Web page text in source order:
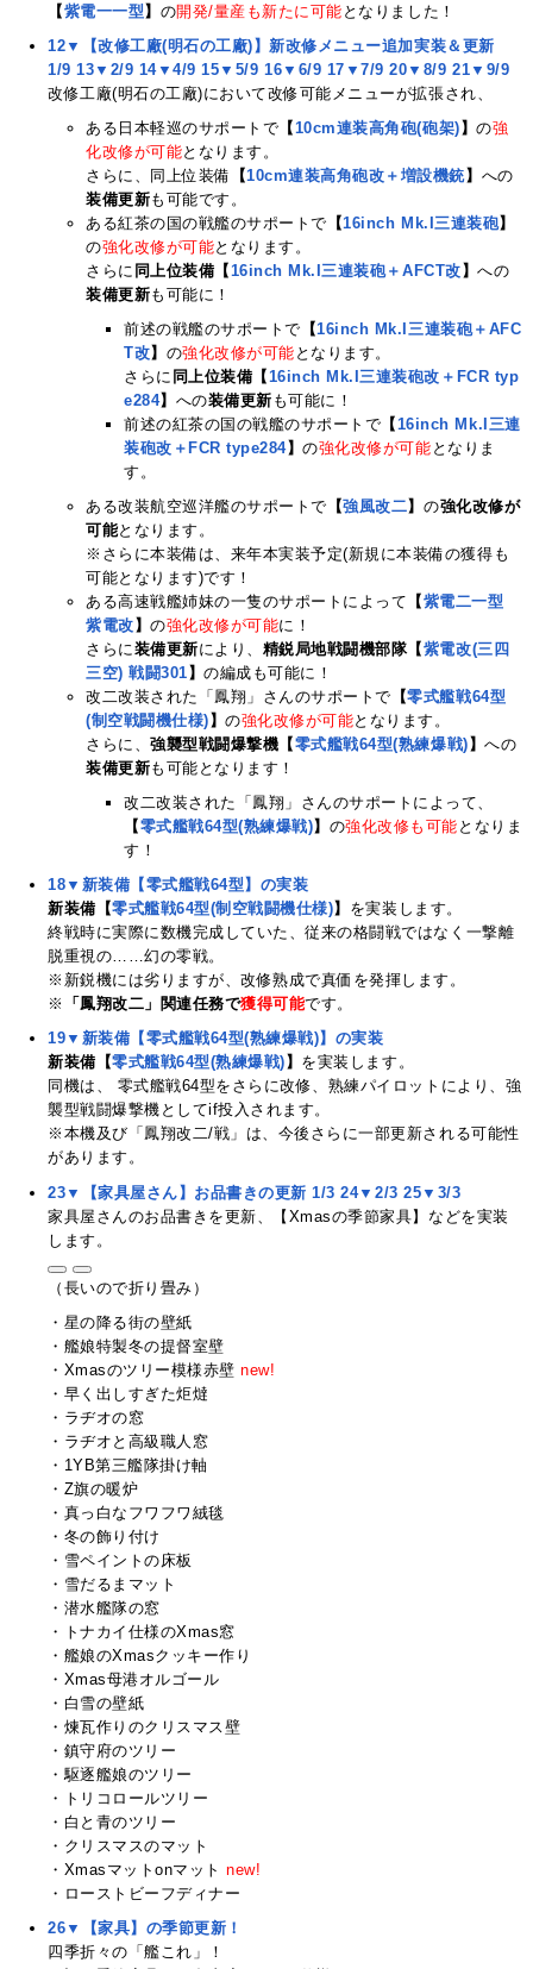
【紫電一一型 】 の開発/量産も新たに可能 となりました！
12▼【改修工廠(明石の工廠)】新改修メニュー追加実装＆更新
1/9 13▼2/9 14▼4/9 15▼5/9 16▼6/9 17▼7/9 20▼8/9 21▼9/9
改修工廠(明石の工廠)において改修可能メニューが拡張され、
ある日本軽巡のサポートで 【 10cm連装高角砲(砲架) 】の強
化改修が可能となります。
さらに、同上位装備
【10cm連装高角砲改＋増設機銃】 への
装備更新も可能です。
ある紅茶の国の戦艦のサポートで 【16inch Mk.I三連装砲】
の強化改修が可能となります。
さらに 同上位装備【 16inch Mk.I三連装砲＋AFCT改 】への
装備更新も可能に！
前述の戦艦のサポートで 【16inch Mk.I三連装砲＋AFC
T改】 の強化改修が可能 となります。
さらに 同上位装備【16inch Mk.I三連装砲改＋FCR typ
e284】 への装備更新 も可能に！
前述の紅茶の国の戦艦のサポートで 【16inch Mk.I三連
装砲改＋FCR type284】の強化改修が可能 となりま
す。
ある改装航空巡洋艦のサポートで 【強風改二】 の強化改修が
可能となります。
※さらに本装備は、来年本実装予定(新規に本装備の獲得も
可能となります)です！
ある高速戦艦姉妹の一隻のサポートによって 【紫電二一型
紫電改 】の強化改修が可能に！
さらに装備更新により、 精鋭局地戦闘機部隊【紫電改(三四
三空) 戦闘301 】の編成も可能に！
改二改装された「鳳翔」さんのサポートで 【零式艦戦64型
(制空戦闘機仕様) 】の強化改修が可能となります。
さらに、強襲型戦闘爆撃機【零式艦戦64型(熟練爆戦) 】への
装備更新も可能となります！
改二改装された「鳳翔」さんのサポートによって、
【零式艦戦64型(熟練爆戦)】 の強化改修も可能 となりま
す！
18▼新装備【零式艦戦64型】の実装
新装備【零式艦戦64型(制空戦闘機仕様)】 を実装します。
終戦時に実際に数機完成していた、従来の格闘戦ではなく一撃離
脱重視の……幻の零戦。
※新鋭機には劣りますが、改修熟成で真価を発揮します。
※
「鳳翔改二」関連任務で獲得可能です。
19▼新装備【零式艦戦64型(熟練爆戦)】の実装
新装備【零式艦戦64型(熟練爆戦) 】 を実装します。
同機は、 零式艦戦64型をさらに改修、熟練パイロットにより、強
襲型戦闘爆撃機としてif投入されます。
※本機及び「鳳翔改二/戦」は、今後さらに一部更新される可能性
があります。
23▼【家具屋さん】お品書きの更新 1/3 24▼2/3 25▼3/3
家具屋さんのお品書きを更新、【Xmasの季節家具】などを実装
します。
（長いので折り畳み）
・星の降る街の壁紙
・艦娘特製冬の提督室壁
・Xmasのツリー模様赤壁new!
・早く出しすぎた炬燵
・ラヂオの窓
・ラヂオと高級職人窓
・1YB第三艦隊掛け軸
・Z旗の暖炉
・真っ白なフワフワ絨毯
・冬の飾り付け
・雪ペイントの床板
・雪だるまマット
・潜水艦隊の窓
・トナカイ仕様のXmas窓
・艦娘のXmasクッキー作り
・Xmas母港オルゴール
・白雪の壁紙
・煉瓦作りのクリスマス壁
・鎮守府のツリー
・駆逐艦娘のツリー
・トリコロールツリー
・白と青のツリー
・クリスマスのマット
・Xmasマットonマットnew!
・ローストビーフディナー
26▼【家具】の季節更新！
四季折々の「艦これ」！